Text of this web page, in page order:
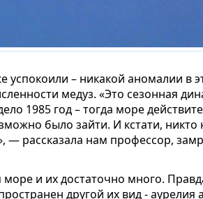
успокоили – никакой аномалии в
медуз. «Это сезонная
1985 год – тогда море
было зайти. И кстати,
— рассказала нам профессор,
и их достаточно много.
другой их вид - аурелия